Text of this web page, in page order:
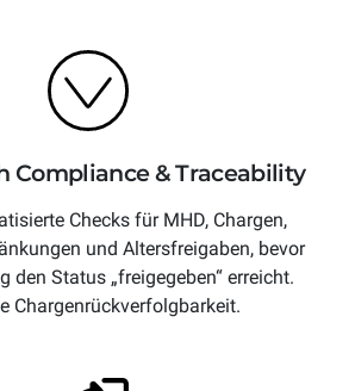
Compliance & Traceability
Checks für MHD, Chargen,
und Altersfreigaben, bevor
den Status „freigegeben“ erreicht.
Chargenrückverfolgbarkeit.